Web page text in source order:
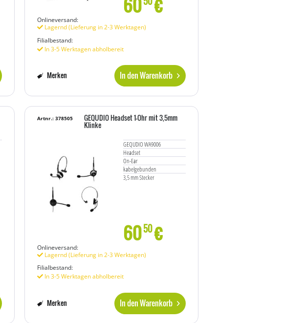
Onlineversand:
Lagernd (Lieferung in 2-3 Werktagen)
Filialbestand:
In 3-5 Werktagen abholbereit
In den Warenkorb
Merken
GEQUDIO Headset 1-Ohr mit 3,5mm
Klinke
GEQUDIO WA9006
Headset
On-Ear
kabelgebunden
3,5 mm Stecker
Artnr.: 378505
6050€
Onlineversand:
Lagernd (Lieferung in 2-3 Werktagen)
Filialbestand:
In 3-5 Werktagen abholbereit
In den Warenkorb
Merken